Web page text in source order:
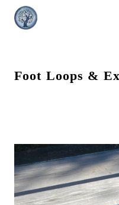
Foot Loops &